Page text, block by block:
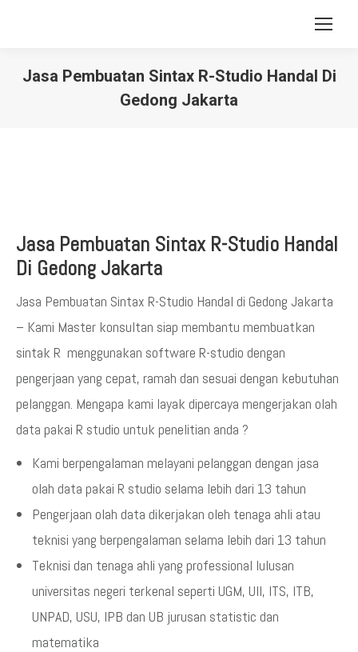
Jasa Pembuatan Sintax R-Studio Handal Di
Gedong Jakarta
Jasa Pembuatan Sintax R-Studio Handal
Di Gedong Jakarta
Jasa Pembuatan Sintax R-Studio Handal di Gedong Jakarta
– Kami Master konsultan siap membantu membuatkan
sintak R menggunakan software R-studio dengan
pengerjaan yang cepat, ramah dan sesuai dengan kebutuhan
pelanggan. Mengapa kami layak dipercaya mengerjakan olah
data pakai R studio untuk penelitian anda ?
Kami berpengalaman melayani pelanggan dengan jasa
olah data pakai R studio selama lebih dari 13 tahun
Pengerjaan olah data dikerjakan oleh tenaga ahli atau
teknisi yang berpengalaman selama lebih dari 13 tahun
Teknisi dan tenaga ahli yang professional lulusan
universitas negeri terkenal seperti UGM, UII, ITS, ITB,
UNPAD, USU, IPB dan UB jurusan statistic dan
matematika